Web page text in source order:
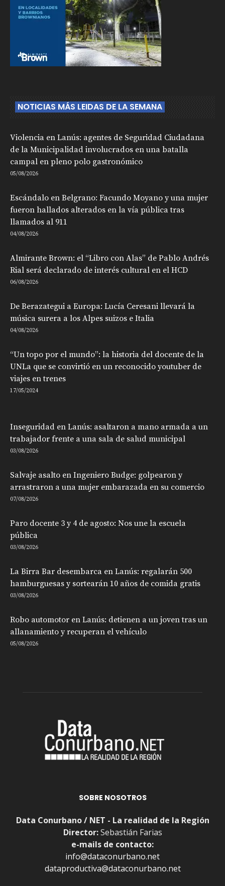
NOTICIAS MÁS LEIDAS DE LA SEMANA
Violencia en Lanús: agentes de Seguridad Ciudadana
de la Municipalidad involucrados en una batalla
campal en pleno polo gastronómico
05/08/2026
Escándalo en Belgrano: Facundo Moyano y una mujer
fueron hallados alterados en la vía pública tras
llamados al 911
04/08/2026
Almirante Brown: el “Libro con Alas” de Pablo Andrés
Rial será declarado de interés cultural en el HCD
06/08/2026
De Berazategui a Europa: Lucía Ceresani llevará la
música surera a los Alpes suizos e Italia
04/08/2026
“Un topo por el mundo”: la historia del docente de la
UNLa que se convirtió en un reconocido youtuber de
viajes en trenes
17/05/2024
Inseguridad en Lanús: asaltaron a mano armada a un
trabajador frente a una sala de salud municipal
03/08/2026
Salvaje asalto en Ingeniero Budge: golpearon y
arrastraron a una mujer embarazada en su comercio
07/08/2026
Paro docente 3 y 4 de agosto: Nos une la escuela
pública
03/08/2026
La Birra Bar desembarca en Lanús: regalarán 500
hamburguesas y sortearán 10 años de comida gratis
03/08/2026
Robo automotor en Lanús: detienen a un joven tras un
allanamiento y recuperan el vehículo
05/08/2026
SOBRE NOSOTROS
Data Conurbano / NET - La realidad de la Región
Director:Sebastián Farias
e-mails de contacto:
info@dataconurbano.net
dataproductiva@dataconurbano.net